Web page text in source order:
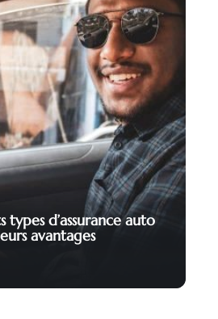
types d’assurance auto
avantages